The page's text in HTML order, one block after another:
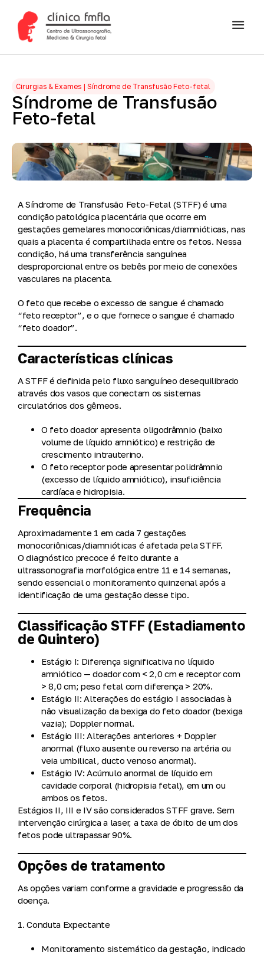
Cirurgias & Exames | Síndrome de Transfusão Feto-fetal
Síndrome de Transfusão
Feto-fetal
ASíndrome de Transfusão Feto-Fetal (STFF) é uma
condição patológica placentária que ocorre em
gestações gemelares monocoriônicas/diamnióticas, nas
quais a placenta é compartilhada entre os fetos. Nessa
condição, há uma transferência sanguínea
desproporcionalentre os bebês por meio de conexões
vasculares na placenta.
O feto que recebe o excesso de sangue é chamado
“feto receptor”, e o que fornece o sangue é chamado
“feto doador”.
Características clínicas
A STFF é definida pelo fluxo sanguíneo desequilibrado
através dos vasos que conectam os sistemas
circulatórios dos gêmeos.
O feto doadorapresenta oligodrâmnio (baixo
volume de líquido amniótico) e restrição de
crescimento intrauterino.
O feto receptorpode apresentarpolidrâmnio
(excesso de líquido amniótico), insuficiência
cardíaca e hidropisia.
Frequência
Aproximadamente 1 em cada 7 gestações
monocoriônicas/diamnióticas é afetada pela STFF.
O diagnóstico precoce é feito durante a
ultrassonografia morfológica entre 11 e 14 semanas,
sendo essencial o monitoramento quinzenalapós a
identificação de uma gestação desse tipo.
Classificação STFF (Estadiamento
de Quintero)
Estágio I: Diferença significativa no líquido
amniótico — doador com < 2,0 cm e receptor com
> 8,0 cm; peso fetal com diferença > 20%.
Estágio II: Alterações do estágio I associadas à
não visualização da bexiga do feto doador (bexiga
vazia); Doppler normal.
Estágio III: Alterações anteriores + Doppler
anormal (fluxo ausente ou reverso na artéria ou
veia umbilical, ducto venoso anormal).
Estágio IV: Acúmulo anormal de líquido em
cavidade corporal (hidropisia fetal), em um ou
ambos os fetos.
Estágios II, III e IV são consideradosSTFF grave. Sem
intervenção cirúrgica a laser, a taxa de óbito de um dos
fetos pode ultrapassar90%.
Opções de tratamento
As opções variam conforme a gravidade e progressão da
doença.
1. Conduta Expectante
Monitoramento sistemático da gestação, indicado